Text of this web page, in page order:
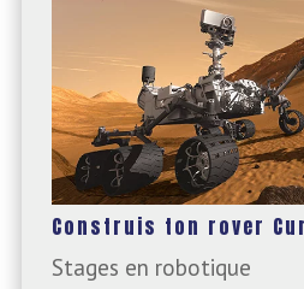
Construis ton rover
Stages en robotique